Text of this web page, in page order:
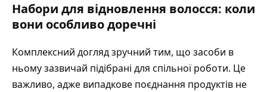
Набори для відновлення волосся: коли
вони особливо доречні
Комплексний догляд зручний тим, що засоби в
ньому зазвичай підібрані для спільної роботи. Це
важливо, адже випадкове поєднання продуктів не